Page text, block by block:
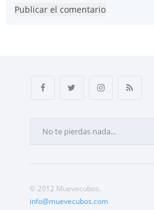
© 2012 Muevecubos.
info@muevecubos.com